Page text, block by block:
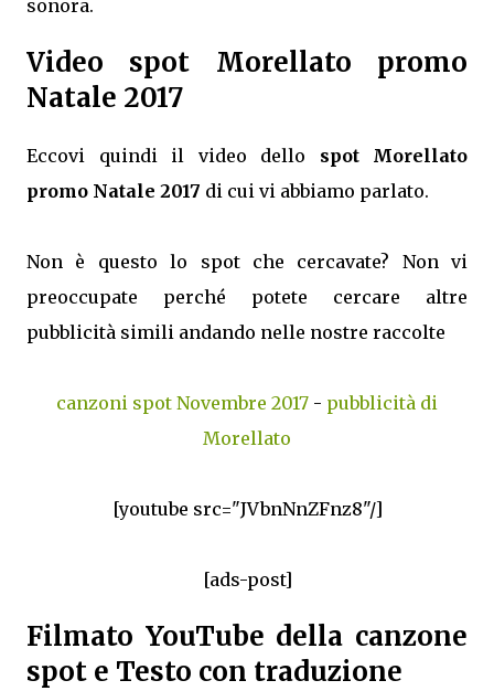
sonora.
Video spot Morellato promo
Natale 2017
Eccovi quindi il video dello spot Morellato
promo Natale 2017 di cui vi abbiamo parlato.
Non è questo lo spot che cercavate? Non vi
preoccupate perché potete cercare altre
pubblicità simili andando nelle nostre raccolte
canzoni spot Novembre 2017 - pubblicità di
Morellato
[youtube src="JVbnNnZFnz8"/]
[ads-post]
Filmato YouTube della canzone
spot e Testo con traduzione